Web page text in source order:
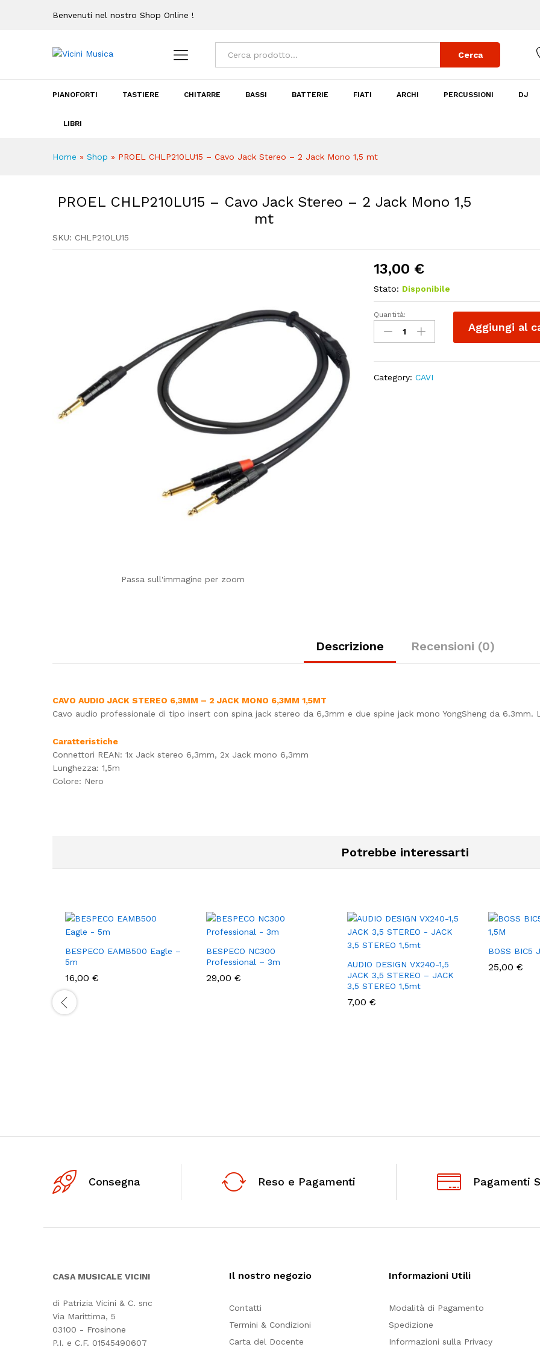
Benvenuti nel nostro Shop Online !
Categorie Cerca
PIANOFORTI TASTIERE CHITARRE BASSI BATTERIE FIATI ARCHI PERCUSSIONI DJ
LIBRI
Home » Shop » PROEL CHLP210LU15 – Cavo Jack Stereo – 2 Jack Mono 1,5 mt
PROEL CHLP210LU15 – Cavo Jack Stereo – 2 Jack Mono 1,5
mt
SKU: CHLP210LU15
Passa sull'immagine per zoom
13,00 €
Stato: Disponibile
PROEL
CHLP210LU15
-
Stereo
Quantità:
Aggiungi al
Category:CAVI
Descrizione Recensioni (0)
CAVO AUDIO JACK STEREO 6,3MM – 2 JACK MONO 6,3MM 1,5MT
Cavo audio professionale di tipo insert con spina jack stereo da 6,3mm e due spine jack mono YongSheng da 6.3mm.
Caratteristiche
Connettori REAN: 1x Jack stereo 6,3mm, 2x Jack mono 6,3mm
Lunghezza: 1,5m
Colore: Nero
Potrebbe interessarti
BESPECO EAMB500 Eagle –
5m
16,00 €
BESPECO NC300
Professional – 3m
29,00 €
AUDIO DESIGN VX240-1,5
JACK 3,5 STEREO – JACK
3,5 STEREO 1,5mt
7,00 €
BOSS BIC5
25,00 €
Consegna Reso e Pagamenti Pagamenti
CASA MUSICALE VICINI
di Patrizia Vicini & C. snc
Via Marittima, 5
03100 - Frosinone
P.I. e C.F. 01545490607
Il nostro negozio
Contatti
Termini & Condizioni
Carta del Docente
Informazioni Utili
Modalità di Pagamento
Spedizione
Informazioni sulla Privacy
PROEL CHLP210LU15 - Cavo Jack Stereo - 2 Jack Mono 1,5 mt
Recensioni (0)